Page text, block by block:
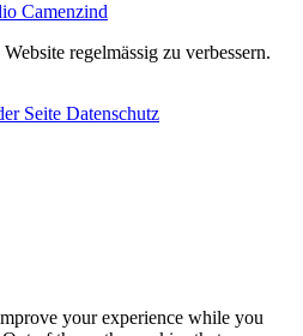
Camenzind
regelmässig zu verbessern.
Seite Datenschutz
your experience while you